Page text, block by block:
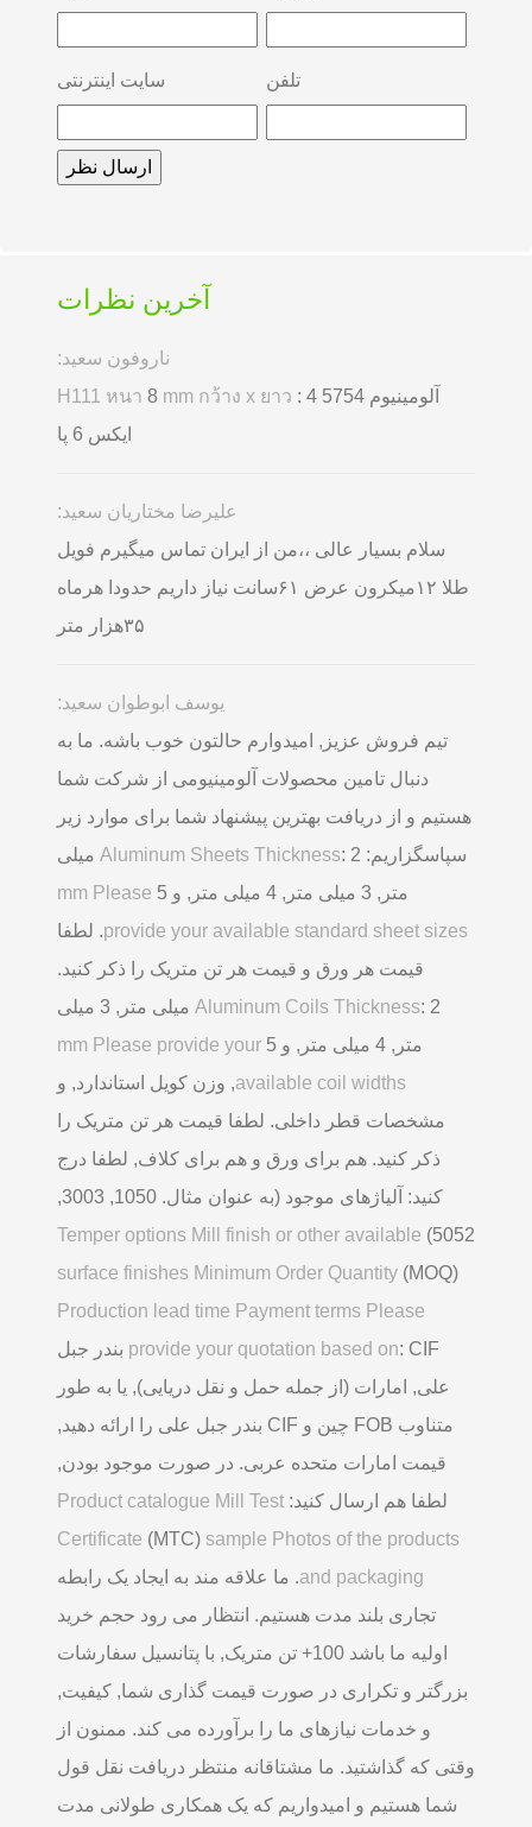
سایت اینترنتی تلفن
آخرین نظرات
ناروفون سعید:
آلومینیوم 5754
H111 หนา 8 mm กว้าง x ยาว : 4
ایکس 6 پا
علیرضا مختاریان سعید:
سلام بسیار عالی ،،من از ایران تماس میگیرم فویل
طلا ۱۲میکرون عرض ۶۱سانت نیاز داریم حدودا هرماه
۳۵هزار متر
یوسف ابوطوان سعید:
تیم فروش عزیز, امیدوارم حالتون خوب باشه. ما به
دنبال تامین محصولات آلومینیومی از شرکت شما
هستیم و از دریافت بهترین پیشنهاد شما برای موارد زیر
سپاسگزاریم:
Aluminum Sheets Thickness : 2 میلی
متر, 3 میلی متر, 4 میلی متر, و 5
mm Please
provide your available standard sheet sizes. لطفا
قیمت هر ورق و قیمت هر تن متریک را ذکر کنید.
Aluminum Coils Thickness
: 2 میلی متر, 3 میلی
متر, 4 میلی متر, و 5
mm Please provide your
available coil widths, وزن کویل استاندارد, و
مشخصات قطر داخلی. لطفا قیمت هر تن متریک را
ذکر کنید. هم برای ورق و هم برای کلاف, لطفا درج
کنید: آلیاژهای موجود (به عنوان مثال. 1050, 3003,
5052)
Temper options Mill finish or other available
surface finishes Minimum Order Quantity (MOQ)
Production lead time Payment terms Please
provide your quotation based on : CIF بندر جبل
علی, امارات (از جمله حمل و نقل دریایی), یا به طور
متناوب FOB چین و CIF بندر جبل علی را ارائه دهید,
قیمت امارات متحده عربی. در صورت موجود بودن,
لطفا هم ارسال کنید: Product catalogue Mill Test
Certificate (MTC) sample Photos of the products
and packaging. ما علاقه مند به ایجاد یک رابطه
تجاری بلند مدت هستیم. انتظار می رود حجم خرید
اولیه ما باشد 100+ تن متریک, با پتانسیل سفارشات
بزرگتر و تکراری در صورت قیمت گذاری شما, کیفیت,
و خدمات نیازهای ما را برآورده می کند. ممنون از
وقتی که گذاشتید. ما مشتاقانه منتظر دریافت نقل قول
شما هستیم و امیدواریم که یک همکاری طولانی مدت